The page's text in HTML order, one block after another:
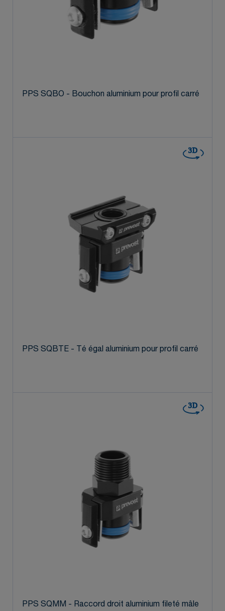
PPS SQBO - Bouchon aluminium pour profil carré
PPS SQBTE - Té égal aluminium pour profil carré
3D
PPS SQMM - Raccord droit aluminium fileté mâle
3D